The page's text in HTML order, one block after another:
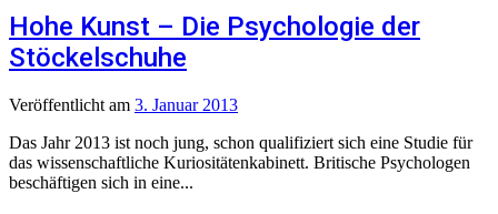
Hohe Kunst – Die Psychologie der
Stöckelschuhe
Veröffentlicht am 3. Januar 2013
Das Jahr 2013 ist noch jung, schon qualifiziert sich eine Studie für
das wissenschaftliche Kuriositätenkabinett. Britische Psychologen
beschäftigen sich in eine...